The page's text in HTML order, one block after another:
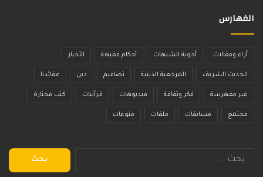
الفهارس
آراء ومقالات أجوبة الشبهات أحكام فقيهة الأخبار
الحديث الشريف المرجعية الدينية تصاميم دين عقائدنا
غير مفهرسة فكر وثقافة فيديوهات قرآنيات كتب مختارة
مجتمع مسابقات ملفات منوعات
البحث